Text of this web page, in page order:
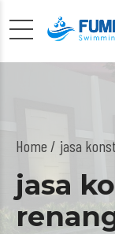
Home jasa
jasa